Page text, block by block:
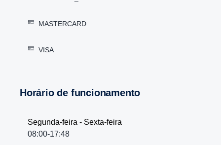
MASTERCARD
VISA
Horário de funcionamento
Segunda-feira - Sexta-feira
08:00-17:48